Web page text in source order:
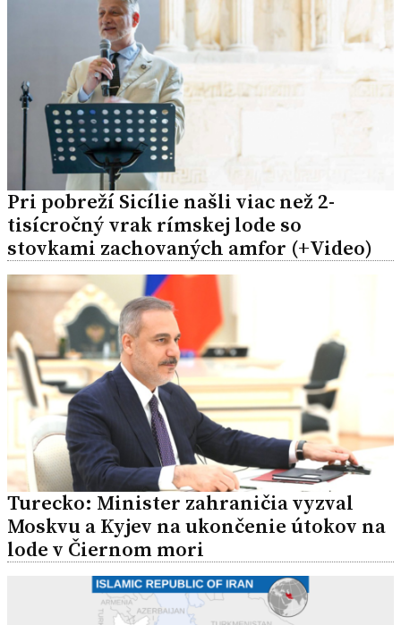
Pri pobreží Sicílie našli viac než 2-
tisícročný vrak rímskej lode so
stovkami zachovaných amfor (+Video)
Turecko: Minister zahraničia vyzval
Moskvu a Kyjev na ukončenie útokov na
lode v Čiernom mori